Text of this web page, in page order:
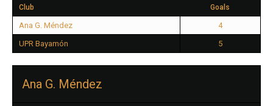
Club Goals
Ana G. Méndez
4
UPR Bayamón
5
Ana G. Méndez